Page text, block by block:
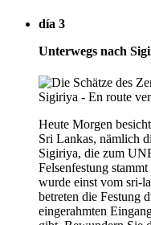
día 3
Unterwegs nach
Heute Morgen
Sri Lankas, nämlich
Sigiriya, die zum
Felsenfestung
wurde einst vom sri-
betreten die Festung
eingerahmten